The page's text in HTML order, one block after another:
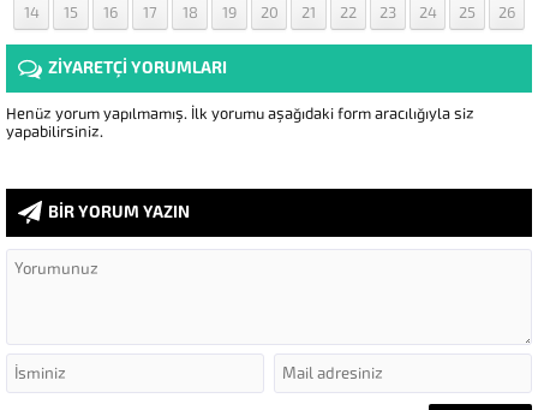
14 15 16 17 18 19 20 21 22 23 24 25 26
ZİYARETÇİ YORUMLARI
Henüz yorum yapılmamış. İlk yorumu aşağıdaki form aracılığıyla siz
yapabilirsiniz.
BİR YORUM YAZIN